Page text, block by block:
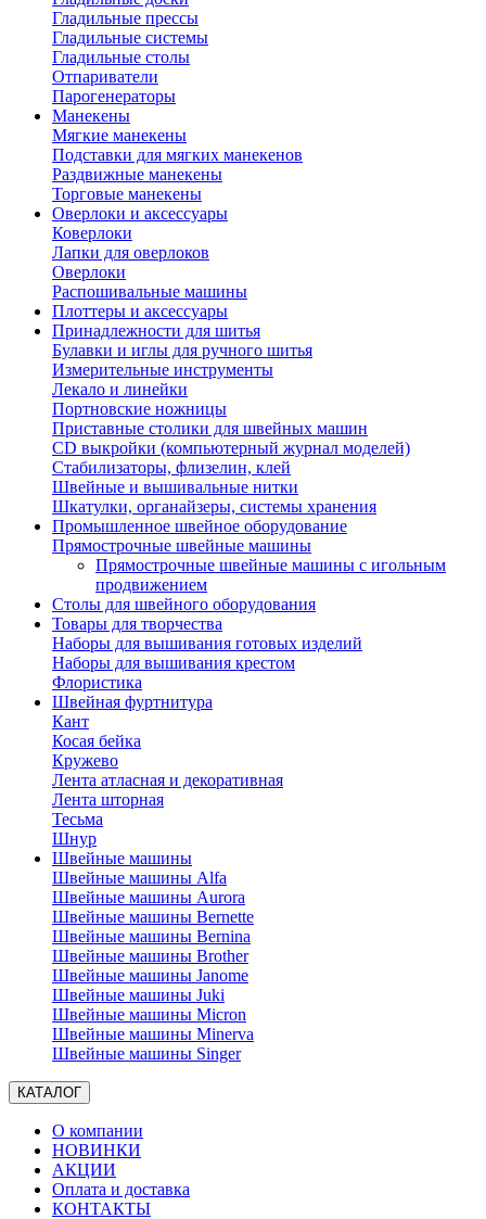
Гладильные прессы
Гладильные системы
Гладильные столы
Отпариватели
Парогенераторы
Манекены
Мягкие манекены
Подставки для мягких манекенов
Раздвижные манекены
Торговые манекены
Оверлоки и аксессуары
Коверлоки
Лапки для оверлоков
Оверлоки
Распошивальные машины
Плоттеры и аксессуары
Принадлежности для шитья
Булавки и иглы для ручного шитья
Измерительные инструменты
Лекало и линейки
Портновские ножницы
Приставные столики для швейных машин
СD выкройки (компьютерный журнал моделей)
Стабилизаторы, флизелин, клей
Швейные и вышивальные нитки
Шкатулки, органайзеры, системы хранения
Промышленное швейное оборудование
Прямострочные швейные машины
Прямострочные швейные машины с игольным
продвижением
Столы для швейного оборудования
Товары для творчества
Наборы для вышивания готовых изделий
Наборы для вышивания крестом
Флористика
Швейная фуртнитура
Кант
Косая бейка
Кружево
Лента aтласная и декоративная
Лента шторная
Тесьма
Шнур
Швейные машины
Швейные машины Alfa
Швейные машины Aurora
Швейные машины Bernette
Швейные машины Bernina
Швейные машины Brother
Швейные машины Janome
Швейные машины Juki
Швейные машины Micron
Швейные машины Minerva
Швейные машины Singer
КАТАЛОГ
О компании
НОВИНКИ
АКЦИИ
Оплата и доставка
КОНТАКТЫ